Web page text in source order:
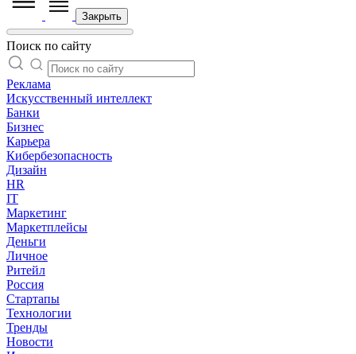
Закрыть
Поиск по сайту
Реклама
Искусственный интеллект
Банки
Бизнес
Карьера
Кибербезопасность
Дизайн
HR
IT
Маркетинг
Маркетплейсы
Деньги
Личное
Ритейл
Россия
Стартапы
Технологии
Тренды
Новости